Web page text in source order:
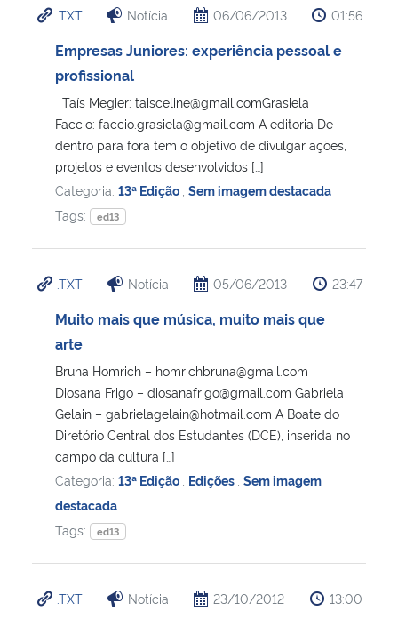
Ministério da Cidadania
Ministério da Saúde
Ministério de Minas e Energia
Ministério da Ciência, Tecnologia, Inovações e Comunicações
Ministério do Meio Ambiente
Ministério do Turismo
Controladoria-Geral da União
Ministério da Mulher, da Família e dos Direitos Humanos
Secretaria-Geral
Secretaria de Governo
Gabinete de Segurança Institucional
.TXT Notícia 06/06/2013 01:56
Empresas Juniores: experiência pessoal e
profissional
Taís Megier: taisceline@gmail.comGrasiela
Faccio: faccio.grasiela@gmail.com A editoria De
dentro para fora tem o objetivo de divulgar ações,
projetos e eventos desenvolvidos […]
Categoria: 13ª Edição Sem imagem destacada
Tags:
ed13
.TXT Notícia 05/06/2013 23:47
Muito mais que música, muito mais que
arte
Bruna Homrich – homrichbruna@gmail.com
Diosana Frigo – diosanafrigo@gmail.com Gabriela
Gelain – gabrielagelain@hotmail.com A Boate do
Diretório Central dos Estudantes (DCE), inserida no
campo da cultura […]
Categoria: 13ª Edição Edições Sem imagem
destacada
Tags:
ed13
.TXT Notícia 23/10/2012 13:00